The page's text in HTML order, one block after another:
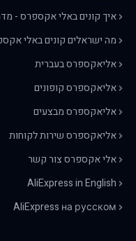
איך קונים באלי אקספרס -
מה ישראלים קונים באלי
אליאקספרס בעברית
אליאקספרס קופונים
אליאקספרס מבצעים
אליאקספרס שירות לקוחות
אלי אקספרס צור קשר
AliExpress in English
AliExpress на русском